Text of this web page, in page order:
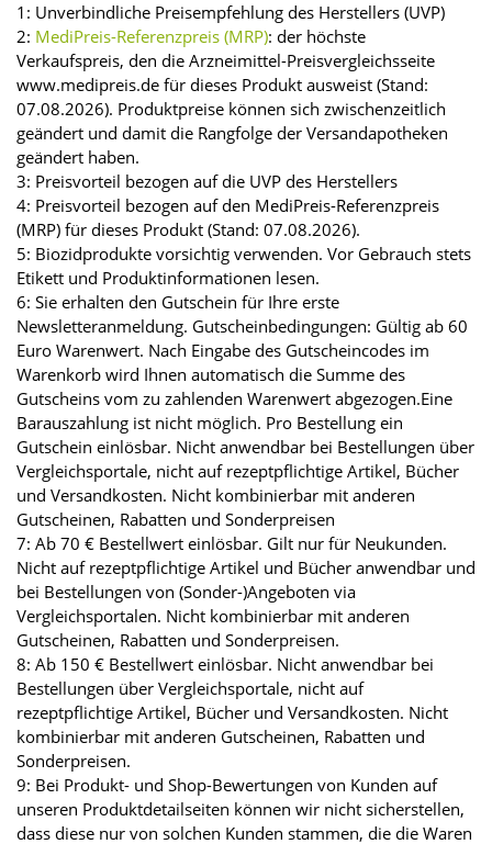
1: Unverbindliche Preisempfehlung des Herstellers (UVP)
2: MediPreis-Referenzpreis (MRP): der höchste
Verkaufspreis, den die Arzneimittel-Preisvergleichsseite
www.medipreis.de für dieses Produkt ausweist (Stand:
07.08.2026). Produktpreise können sich zwischenzeitlich
geändert und damit die Rangfolge der Versandapotheken
geändert haben.
3: Preisvorteil bezogen auf die UVP des Herstellers
4: Preisvorteil bezogen auf den MediPreis-Referenzpreis
(MRP) für dieses Produkt (Stand: 07.08.2026).
5: Biozidprodukte vorsichtig verwenden. Vor Gebrauch stets
Etikett und Produktinformationen lesen.
6: Sie erhalten den Gutschein für Ihre erste
Newsletteranmeldung. Gutscheinbedingungen: Gültig ab 60
Euro Warenwert. Nach Eingabe des Gutscheincodes im
Warenkorb wird Ihnen automatisch die Summe des
Gutscheins vom zu zahlenden Warenwert abgezogen.Eine
Barauszahlung ist nicht möglich. Pro Bestellung ein
Gutschein einlösbar. Nicht anwendbar bei Bestellungen über
Vergleichsportale, nicht auf rezeptpflichtige Artikel, Bücher
und Versandkosten. Nicht kombinierbar mit anderen
Gutscheinen, Rabatten und Sonderpreisen
7: Ab 70 € Bestellwert einlösbar. Gilt nur für Neukunden.
Nicht auf rezeptpflichtige Artikel und Bücher anwendbar und
bei Bestellungen von (Sonder-)Angeboten via
Vergleichsportalen. Nicht kombinierbar mit anderen
Gutscheinen, Rabatten und Sonderpreisen.
8: Ab 150 € Bestellwert einlösbar. Nicht anwendbar bei
Bestellungen über Vergleichsportale, nicht auf
rezeptpflichtige Artikel, Bücher und Versandkosten. Nicht
kombinierbar mit anderen Gutscheinen, Rabatten und
Sonderpreisen.
9: Bei Produkt- und Shop-Bewertungen von Kunden auf
unseren Produktdetailseiten können wir nicht sicherstellen,
dass diese nur von solchen Kunden stammen, die die Waren